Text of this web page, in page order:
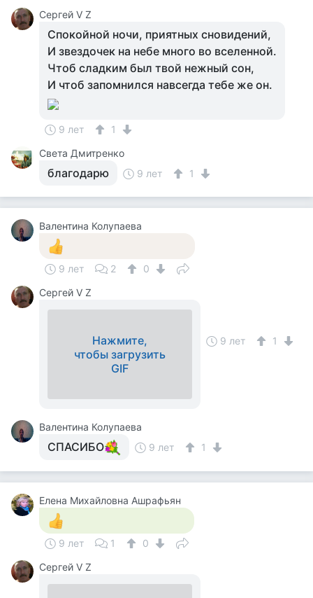
Сергей V Z
Спокойной ночи, приятных сновидений,
И звездочек на небе много во вселенной.
Чтоб сладким был твой нежный сон,
И чтоб запомнился навсегда тебе же он.
9 лет
1
Света Дмитренко
благодарю 9 лет 1
Валентина Колупаева
9 лет 2
0
Сергей V Z
Нажмите,
чтобы загрузить
GIF
9 лет 1
Валентина Колупаева
СПАСИБО 9 лет 1
Елена Михайловна Ашрафьян
9 лет 1
0
Сергей V Z